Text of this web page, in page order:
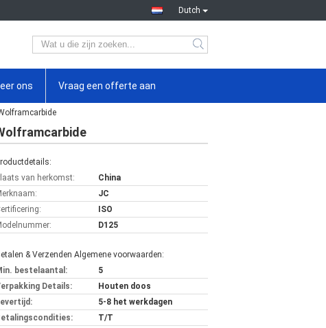
Dutch
ons Vraag een offerte aan
van herkomst:
China
JC
ISO
D125
& Verzenden Algemene voorwaarden:
bestelaantal:
5
Details:
Houten doos
5-8 het werkdagen
T/T